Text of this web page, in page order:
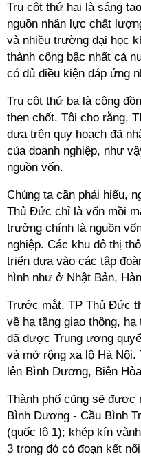
Trụ cột thứ hai là sáng
nguồn nhân lực chất
và nhiều trường đại học
thành công bậc nhất cả
có đủ điều kiện đáp ứng
Trụ cột thứ ba là cộng
then chốt. Tôi cho rằng,
dựa trên quy hoạch đã
của doanh nghiệp, như
nguồn vốn.
Chúng ta cần phải hiểu,
Thủ Đức chỉ là vốn mồi
trưởng chính là nguồn
nghiệp. Các khu đô thị
triển dựa vào các tập
hình như ở Nhật Bản,
Trước mắt, TP Thủ Đức
về hạ tầng giao thông,
đã được Trung ương
và mở rộng xa lộ Hà
lên Bình Dương, Biên
Thành phố cũng sẽ được
Bình Dương - Cầu Bình
(quốc lộ 1); khép kín
3 trong đó có đoạn kết